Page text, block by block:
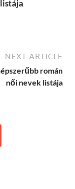
NEXT ARTICLE
román
női nevek listája